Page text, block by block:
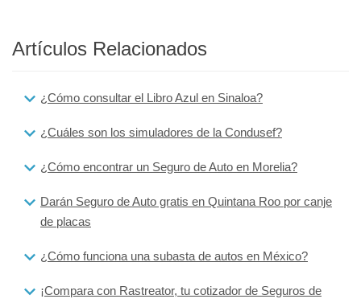
Artículos Relacionados
¿Cómo consultar el Libro Azul en Sinaloa?
¿Cuáles son los simuladores de la Condusef?
¿Cómo encontrar un Seguro de Auto en Morelia?
Darán Seguro de Auto gratis en Quintana Roo por canje
de placas
¿Cómo funciona una subasta de autos en México?
¡Compara con Rastreator, tu cotizador de Seguros de